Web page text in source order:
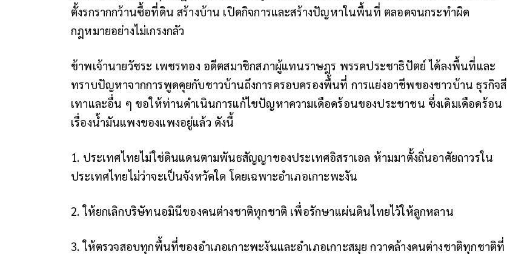
ตั้งรกรากกว้านซื้อที่ดิน สร้างบ้าน เปิดกิจการและสร้างปัญหาในพื้นที่ ตลอดจนกระทำผิด
กฎหมายอย่างไม่เกรงกลัว
ข้าพเจ้านายวัชระ เพชรทอง อดีตสมาชิกสภาผู้แทนราษฎร พรรคประชาธิปัตย์ ได้ลงพื้นที่และ
ทราบปัญหาจากการพูดคุยกับชาวบ้านถึงการครอบครองพื้นที่ การแย่งอาชีพของชาวบ้าน ธุรกิจสี
เทาและอื่น ๆ ขอให้ท่านดำเนินการแก้ไขปัญหาความเดือดร้อนของประชาชน ซึ่งเดิมเดือดร้อน
เรื่องน้ำมันแพงของแพงอยู่แล้ว ดังนี้
1. ประเทศไทยไม่ใช่ดินแดนตามพันธสัญญาของประเทศอิสราเอล ห้ามมาตั้งถิ่นอาศัยถาวรใน
ประเทศไทยไม่ว่าจะเป็นจังหวัดใด โดยเฉพาะอำเภอเกาะพะงัน
2. ให้ยกเลิกบริษัทนอมินีของคนต่างชาติทุกชาติ เพื่อรักษาแผ่นดินไทยไว้ให้ลูกหลาน
3. ให้ตรวจสอบทุกพื้นที่ของอำเภอเกาะพะงันและอำเภอเกาะสมุย กวาดล้างคนต่างชาติทุกชาติที่